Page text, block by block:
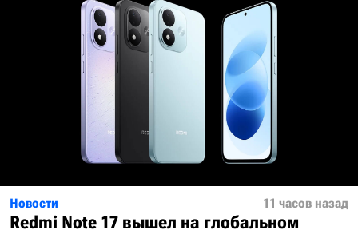
Новости 11 часов назад
Redmi Note 17 вышел на глобальном